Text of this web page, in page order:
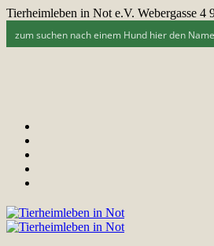
Tierheimleben in Not e.V. Webergasse 4